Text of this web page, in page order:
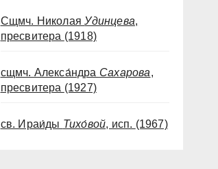
Сщмч. НиколаяУдинцева,
пресвитера (1918)
сщмч. Алекса́ндра Сахарова,
пресвитера (1927)
св. Ираи́ды Тихо́вой, исп. (1967)